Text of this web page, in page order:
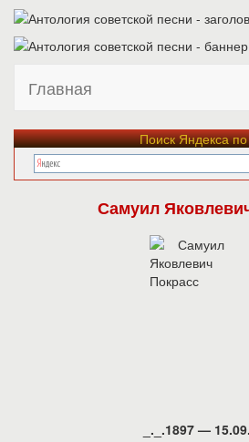
Главная
Поиск Яндекса по
Самуил
_._.1897 —